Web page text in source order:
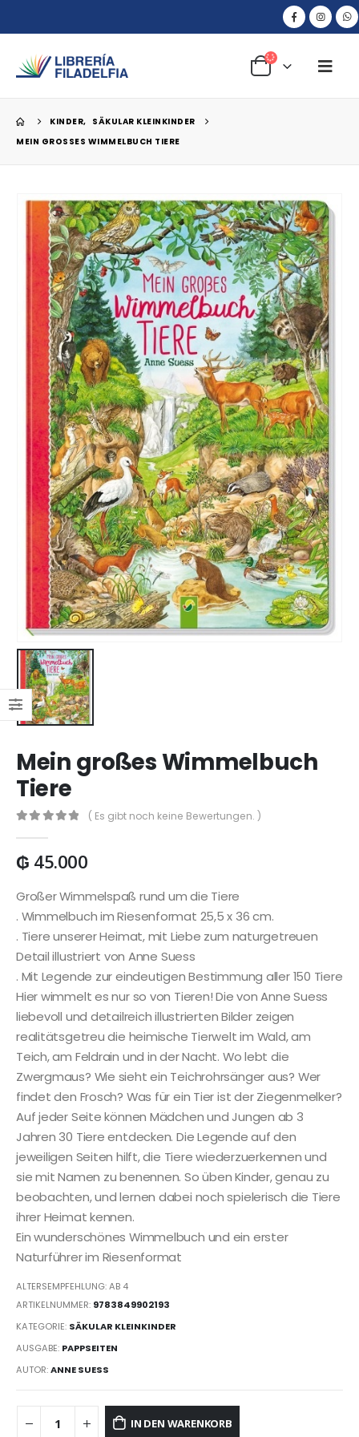
KINDER, SÄKULAR KLEINKINDER
MEIN GROSSES WIMMELBUCH TIERE
Mein großes Wimmelbuch
Tiere
( Es gibt noch keine Bewertungen. )
₲ 45.000
Großer Wimmelspaß rund um die Tiere
. Wimmelbuch im Riesenformat 25,5 x 36 cm.
. Tiere unserer Heimat, mit Liebe zum naturgetreuen
Detail illustriert von Anne Suess
. Mit Legende zur eindeutigen Bestimmung aller 150 Tiere
Hier wimmelt es nur so von Tieren! Die von Anne Suess
liebevoll und detailreich illustrierten Bilder zeigen
realitätsgetreu die heimische Tierwelt im Wald, am
Teich, am Feldrain und in der Nacht. Wo lebt die
Zwergmaus? Wie sieht ein Teichrohrsänger aus? Wer
findet den Frosch? Was für ein Tier ist der Ziegenmelker?
Auf jeder Seite können Mädchen und Jungen ab 3
Jahren 30 Tiere entdecken. Die Legende auf den
jeweiligen Seiten hilft, die Tiere wiederzuerkennen und
sie mit Namen zu benennen. So üben Kinder, genau zu
beobachten, und lernen dabei noch spielerisch die Tiere
ihrer Heimat kennen.
Ein wunderschönes Wimmelbuch und ein erster
Naturführer im Riesenformat
ALTERSEMPFEHLUNG: AB 4
ARTIKELNUMMER: 9783849902193
KATEGORIE: SÄKULAR KLEINKINDER
AUSGABE: PAPPSEITEN
AUTOR:ANNE SUESS
IN DEN WARENKORB